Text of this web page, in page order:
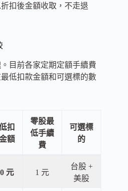
扣後金額收取，不走退
目前各家定期定額手續費
低扣款金額和可選標的數
扣
額
零股最
低手續
費
可選標
的
元 1 元
台股 +
美股